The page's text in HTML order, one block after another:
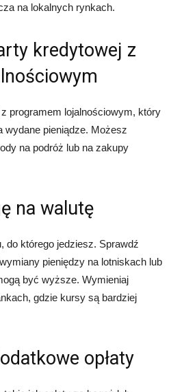
na lokalnych rynkach.
kredytowej z
programem lojalnościowym, który
wydane pieniądze. Możesz
na podróż lub na zakupy
na walutę
do którego jedziesz. Sprawdź
pieniędzy na lotniskach lub
być wyższe. Wymieniaj
gdzie kursy są bardziej
opłaty